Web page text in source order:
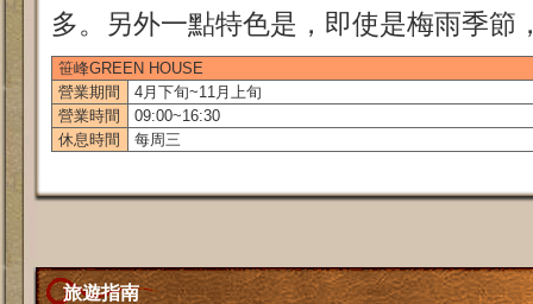
多。另外一點特色是，即使是梅雨季節
笹峰GREEN HOUSE
營業期間
4月下旬~11月上旬
營業時間
09:00~16:30
休息時間
每周三
旅遊指南